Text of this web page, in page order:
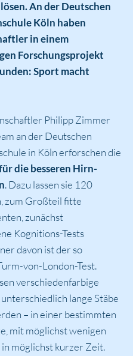
An der Deutschen
Köln haben
in einem
Forschungsprojekt
Sport macht
Philipp Zimmer
an der Deutschen
in Köln erforschen die
die besseren Hirn-
. Dazu lassen sie 120
zum Großteil fitte
zunächst
Kognitions-Tests
davon ist der so
von-London-Test.
verschiedenfarbige
lange Stäbe
– in einer bestimmten
mit möglichst wenigen
in möglichst kurzer Zeit.